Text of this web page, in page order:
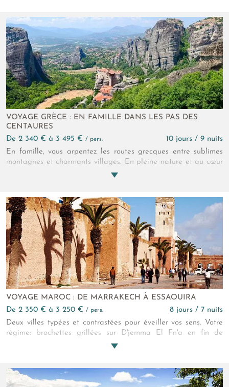
VOYAGE GRÈCE : EN FAMILLE DANS LES PAS DES
CENTAURES
de 2 340 € à 3 495 € / pers.
10 jours / 9 nuits
En famille, vous arpentez les routes grecques entre sublimes
montagnes et charmants villages. En pleine nature et au cœur
de l’histoire locale, découvrez la Grèce préservée et secrète.
partagés uniques.
VOYAGE MAROC : DE MARRAKECH À ESSAOUIRA
de 2 350 € à 3 250 € / pers.
8 jours / 7 nuits
Deux villes typées et contrastées pour éveiller vos sens. Votre
régime: brochettes grillées sur D'jemma El Fn'a en fin de
journée, sardines grillées à midi sur le port d'Essaouira. Une